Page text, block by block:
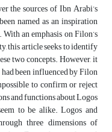
the sources of Ibn Arabi’s
named as an inspiration
an emphasis on Filon’s
this article seeks to identify
two concepts. However, it
been influenced by Filon
to confirm or reject
and functions about Logos
to be alike. Logos and
three dimensions of